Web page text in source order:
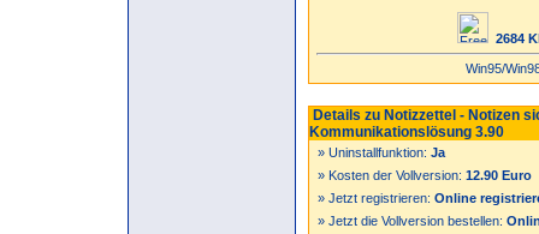
2684
Win95/
Details zu Notizzettel - Notizen
Kommunikationslösung 3.90
» Uninstallfunktion: Ja
» Kosten der Vollversion: 12.90 Euro
» Jetzt registrieren: Online
» Jetzt die Vollversion bestellen: